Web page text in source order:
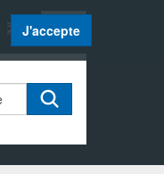
J'accepte
Langue
active
:
Français